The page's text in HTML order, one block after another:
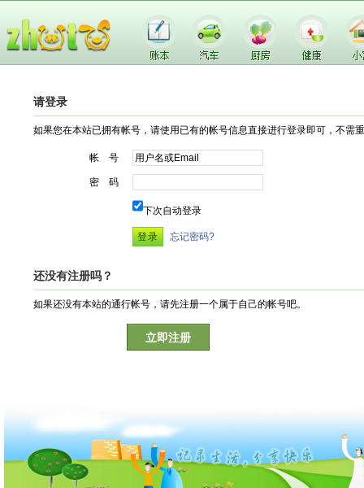
请登录
如果您在本站已拥有帐号，请使用已有的帐号信息直接进行登录即可，不需
帐 号
密 码
下次自动登录
忘记密码?
还没有注册吗？
如果还没有本站的通行帐号，请先注册一个属于自己的帐号吧。
立即注册